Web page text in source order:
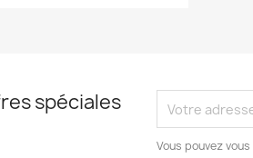
spéciales
Vous pouvez